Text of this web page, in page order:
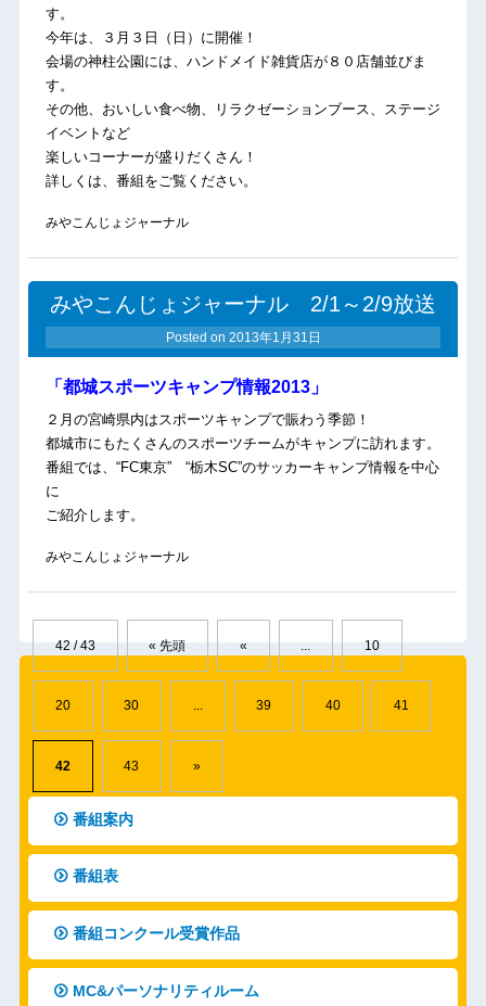
す。
今年は、３月３日（日）に開催！
会場の神柱公園には、ハンドメイド雑貨店が８０店舗並びま
す。
その他、おいしい食べ物、リラクゼーションブース、ステージ
イベントなど
楽しいコーナーが盛りだくさん！
詳しくは、番組をご覧ください。
みやこんじょジャーナル
みやこんじょジャーナル 2/1～2/9放送
Posted on 2013年1月31日
「都城スポーツキャンプ情報2013」
２月の宮崎県内はスポーツキャンプで賑わう季節！
都城市にもたくさんのスポーツチームがキャンプに訪れます。
番組では、“FC東京” “栃木SC”のサッカーキャンプ情報を中心
に
ご紹介します。
みやこんじょジャーナル
42 / 43 « 先頭 « ... 10
20 30 ... 39 40 41
42 43 »
番組案内
番組表
番組コンクール受賞作品
MC&パーソナリティルーム